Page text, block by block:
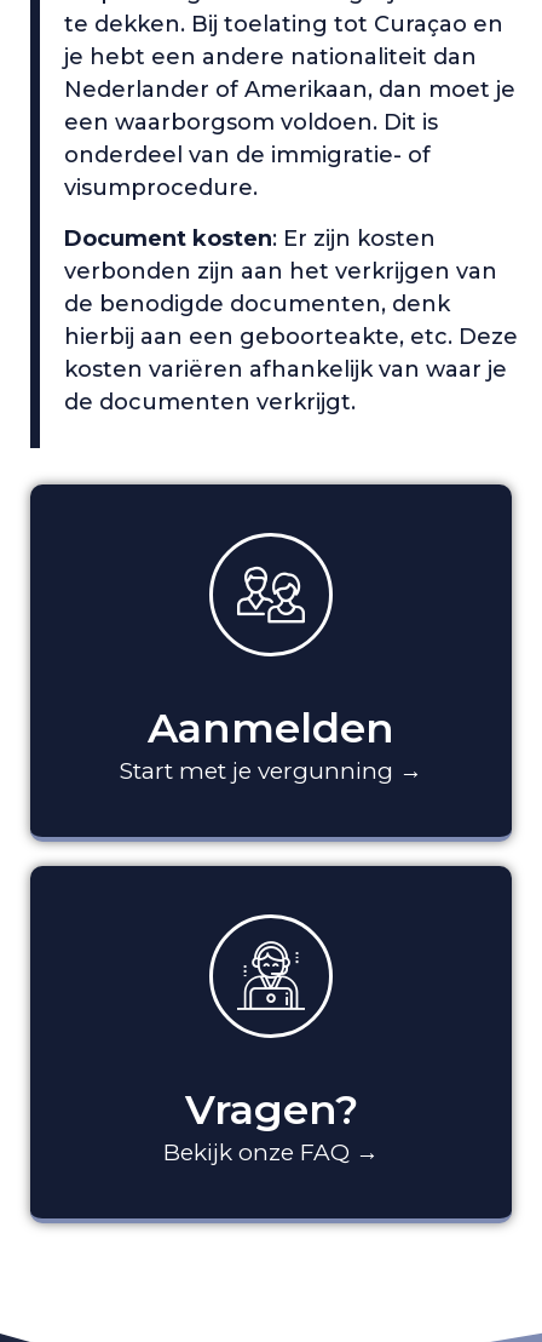
te dekken. Bij toelating tot Curaçao en
je hebt een andere nationaliteit dan
Nederlander of Amerikaan, dan moet je
een waarborgsom voldoen. Dit is
onderdeel van de immigratie- of
visumprocedure.
Document kosten: Er zijn kosten
verbonden zijn aan het verkrijgen van
de benodigde documenten, denk
hierbij aan een geboorteakte, etc. Deze
kosten variëren afhankelijk van waar je
de documenten verkrijgt.
Aanmelden
Start met je vergunning →
Vragen?
Bekijk onze FAQ →